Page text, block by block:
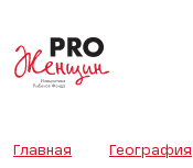
Главная География